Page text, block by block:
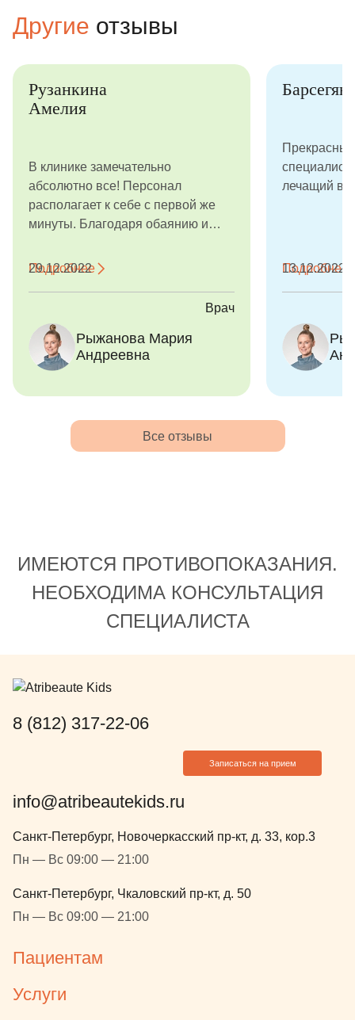
Другие отзывы
Рузанкина
Амелия
В клинике замечательно
абсолютно все! Персонал
располагает к себе с первой же
минуты. Благодаря обаянию и
сделала...
Подробнее
29.12.2022
Врач
Рыжанова Мария
Андреевна
лечащий
Подробнее
13.12.2022
Все отзывы
ИМЕЮТСЯ ПРОТИВОПОКАЗАНИЯ.
НЕОБХОДИМА КОНСУЛЬТАЦИЯ
СПЕЦИАЛИСТА
8 (812) 317-22-06
Записаться на прием
info@atribeautekids.ru
Санкт-Петербург, Новочеркасский пр-кт, д. 33, кор.3
Пн — Вс 09:00 — 21:00
Санкт-Петербург, Чкаловский пр-кт, д. 50
Пн — Вс 09:00 — 21:00
Пациентам
Услуги